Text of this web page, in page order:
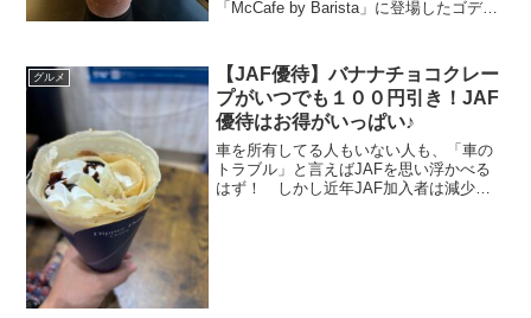
「McCafe by Barista」に登場したゴディ
ラッペ&マカロン」を食べてきましたので
詳しく紹...
グルメ
【JAF優待】バナナチョコクレー
プがいつでも１００円引き！JAF
優待はお得がいっぱい♪
車を所有してる人もいない人も、「車の
トラブル」と言えばJAFを思い浮かべる
はず！ しかし近年JAF加入者は減少し